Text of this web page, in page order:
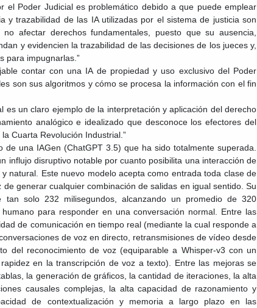
el Poder Judicial es problemático debido a que puede emplear
y trazabilidad de las IA utilizadas por el sistema de justicia son
afectar derechos fundamentales, puesto que su ausencia,
y evidencien la trazabilidad de las decisiones de los jueces y,
para impugnarlas.”
contar con una IA de propiedad y uso exclusivo del Poder
son sus algoritmos y cómo se procesa la información con el fin
es un claro ejemplo de la interpretación y aplicación del derecho
analógico e idealizado que desconoce los efectores del
Cuarta Revolución Industrial.”
de una IAGen (ChatGPT 3.5) que ha sido totalmente superada.
influjo disruptivo notable por cuanto posibilita una interacción de
natural. Este nuevo modelo acepta como entrada toda clase de
generar cualquier combinación de salidas en igual sentido. Su
solo 232 milisegundos, alcanzando un promedio de 320
para responder en una conversación normal. Entre las
de comunicación en tiempo real (mediante la cual responde a
de voz en directo, retransmisiones de vídeo desde
del reconocimiento de voz (equiparable a Whisper-v3 con un
en la transcripción de voz a texto). Entre las mejoras se
la generación de gráficos, la cantidad de iteraciones, la alta
causales complejas, la alta capacidad de razonamiento y
de contextualización y memoria a largo plazo en las